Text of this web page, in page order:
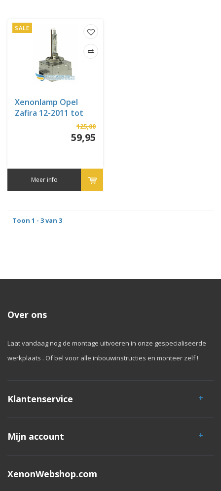
SALE
Xenonlamp Opel
Zafira 12-2011 tot
125,00
59,95
Meer info
Toon 1 - 3 van 3
Over ons
Laat vandaag nog de montage uitvoeren in onze gespecialiseerde
werkplaats . Of bel voor alle inbouwinstructies en monteer zelf !
Klantenservice
Mijn account
XenonWebshop.com